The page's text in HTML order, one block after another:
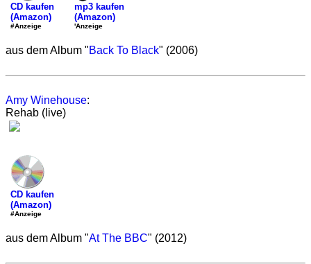
CD kaufen
(Amazon)
#Anzeige
mp3 kaufen
(Amazon)
'Anzeige
aus dem Album "Back To Black" (2006)
Amy Winehouse:
Rehab (live)
CD kaufen
(Amazon)
#Anzeige
aus dem Album "At The BBC" (2012)